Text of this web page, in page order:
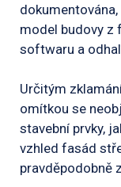
model budovy z
softwaru a
Určitým
omítkou se
stavební prvky,
vzhled fasád
pravděpodobně